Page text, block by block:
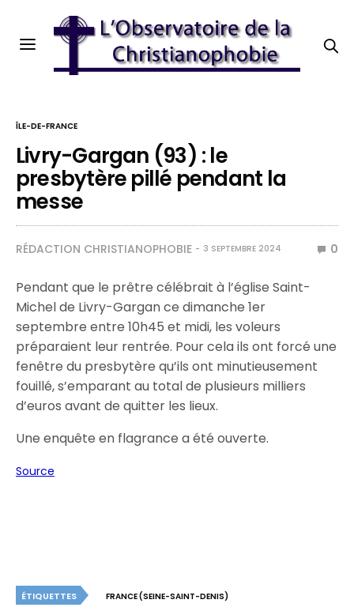
ÎLE-DE-FRANCE
Livry-Gargan (93) : le
presbytère pillé pendant la
messe
RÉDACTION CHRISTIANOPHOBIE 3 SEPTEMBRE 2024 0
Pendant que le prêtre célébrait à l’église Saint-
Michel de Livry-Gargan ce dimanche 1er
septembre entre 10h45 et midi, les voleurs
préparaient leur rentrée. Pour cela ils ont forcé une
fenêtre du presbytère qu’ils ont minutieusement
fouillé, s’emparant au total de plusieurs milliers
d’euros avant de quitter les lieux.
Une enquête en flagrance a été ouverte.
Source
ÉTIQUETTES
FRANCE (SEINE-SAINT-DENIS)